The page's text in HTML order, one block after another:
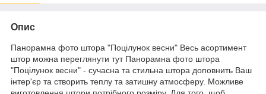
Опис
Панорамна фото штора "Поцілунок весни" Весь асортимент
штор можна переглянути тут Панорамна фото штора
"Поцілунок весни" - сучасна та стильна штора доповнить Ваш
інтер'єр та створить теплу та затишну атмосферу. Можливе